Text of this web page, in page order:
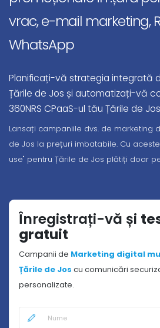
vrac, e-mail marketing,
WhatsApp
Planificați-vă strategia integrată
Țările de Jos și automatizați-vă
360NRS CPaaS-ul tău Țările de Jos
Lansați campaniile dvs. de marketing
de Jos la prețuri imbatabile. Cu
use" pentru Țările de Jos plătiți doar
Înregistrați-vă și
gratuit
Campanii de Marketing digital
Țările de Jos cu comunicări
personalizate.